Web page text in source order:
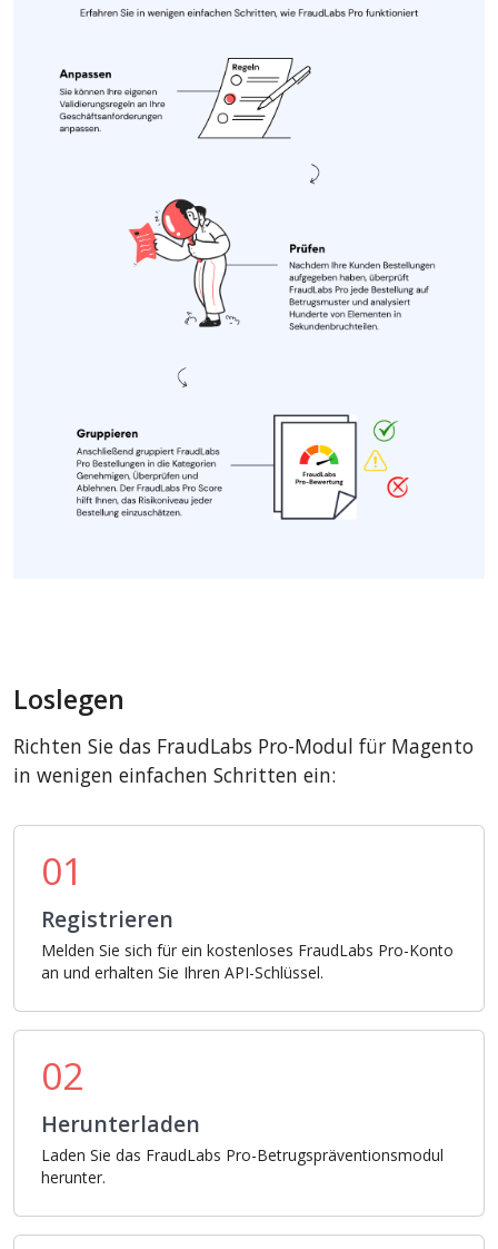
Loslegen
Richten Sie das FraudLabs Pro-Modul für Magento
in wenigen einfachen Schritten ein:
01
Registrieren
Melden Sie sich für ein kostenloses FraudLabs Pro-Konto
an und erhalten Sie Ihren API-Schlüssel.
02
Herunterladen
Laden Sie das FraudLabs Pro-Betrugspräventionsmodul
herunter.